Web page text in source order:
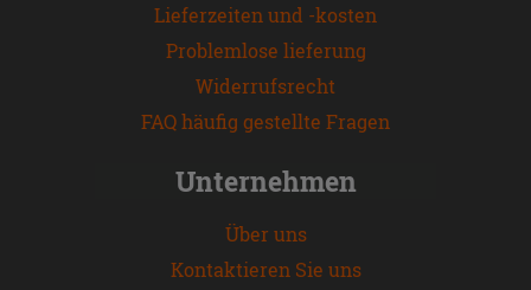
Lieferzeiten und -kosten
Problemlose lieferung
Widerrufsrecht
FAQ häufig gestellte Fragen
Unternehmen
Über uns
Kontaktieren Sie uns